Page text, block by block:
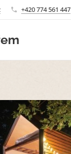
+420 774 561 447